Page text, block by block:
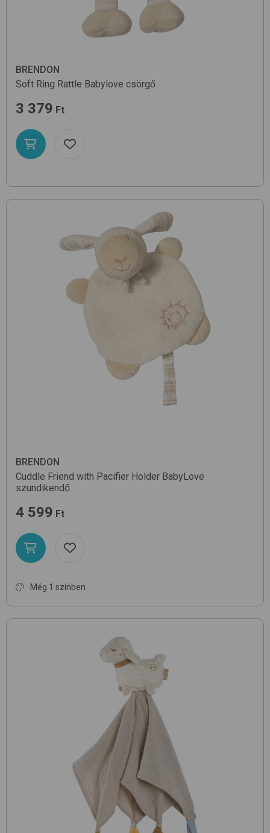
BRENDON
Soft Ring Rattle Babylove csörgő
3 379 Ft
BRENDON
Cuddle Friend with Pacifier Holder BabyLove
szundikendő
4 599 Ft
Még 1 színben